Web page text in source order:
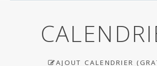
AJOUT CALENDRIER